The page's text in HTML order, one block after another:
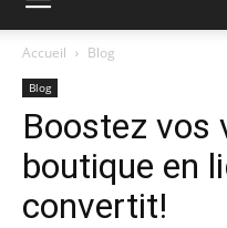
Accueil Blog
Blog
Boostez vos
boutique en
convertit!